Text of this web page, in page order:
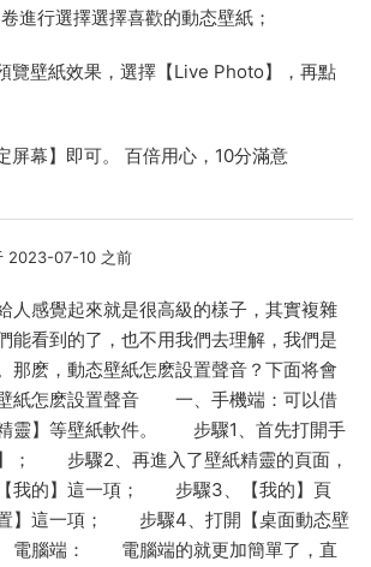
進行選擇選擇喜歡的動态壁紙；
覽壁紙效果，選擇【Live Photo】，再點
屏幕】即可。 百倍用心，10分滿意
2023-07-10 之前
感覺起來就是很高級的樣子，其實複雜
能看到的了，也不用我們去理解，我們是
那麽，動态壁紙怎麽設置聲音？下面将會
紙怎麽設置聲音 一、手機端：可以借
靈】等壁紙軟件。 步驟1、首先打開手
； 步驟2、再進入了壁紙精靈的頁面，
我的】這一項； 步驟3、【我的】頁
】這一項； 步驟4、打開【桌面動态壁
腦端： 電腦端的就更加簡單了，直